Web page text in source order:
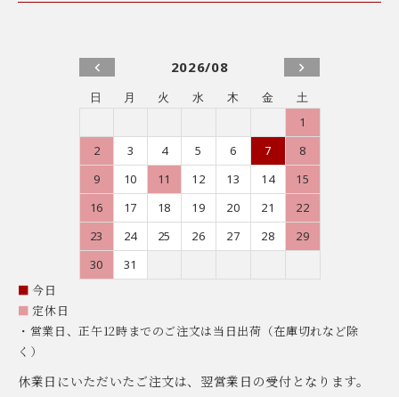
2026/08
日 月 火 水 木 金
土
1
2
3 4 5 6 7
8
9
10 11 12 13 14
15
16
17 18 19 20 21
22
23
24 25 26 27 28
29
30
31
■ 今日
■ 定休日
・営業日、正午12時までのご注文は当日出荷（在庫切れなど除
く）
休業日にいただいたご注文は、翌営業日の受付となります。